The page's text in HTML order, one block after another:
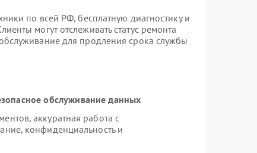
по всей РФ, бесплатную диагностику и
могут отслеживать статус ремонта
для продления срока службы
обслуживание данных
аккуратная работа с
конфиденциальность и